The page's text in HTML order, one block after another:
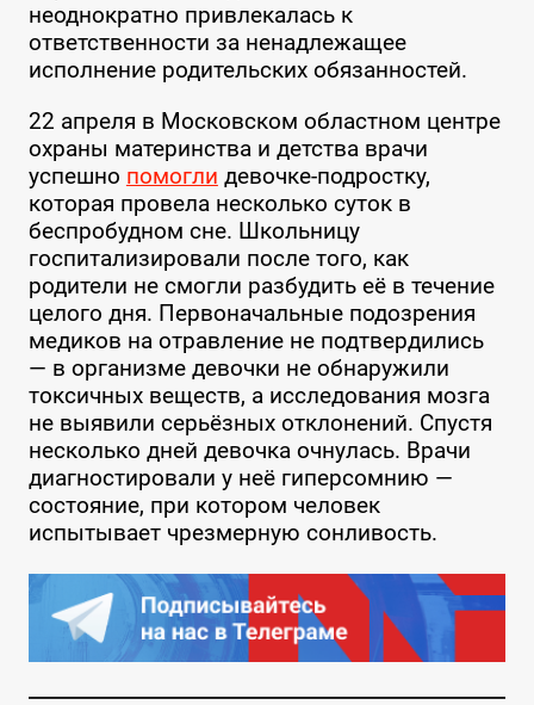
неоднократно привлекалась к
ответственности за ненадлежащее
исполнение родительских обязанностей.
22 апреля в Московском областном центре
охраны материнства и детства врачи
успешно помогли девочке-подростку,
которая провела несколько суток в
беспробудном сне. Школьницу
госпитализировали после того, как
родители не смогли разбудить её в течение
целого дня. Первоначальные подозрения
медиков на отравление не подтвердились
— в организме девочки не обнаружили
токсичных веществ, а исследования мозга
не выявили серьёзных отклонений. Спустя
несколько дней девочка очнулась. Врачи
диагностировали у неё гиперсомнию —
состояние, при котором человек
испытывает чрезмерную сонливость.